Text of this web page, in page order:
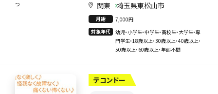
つ
関東 埼玉県東松山市
月謝
7,000円
対象年代
幼児・小学生・中学生・高校生・大学生・専
門学生・18歳以上・30歳以上・40歳以上・
50歳以上・60歳以上・年齢不問
テコンドー